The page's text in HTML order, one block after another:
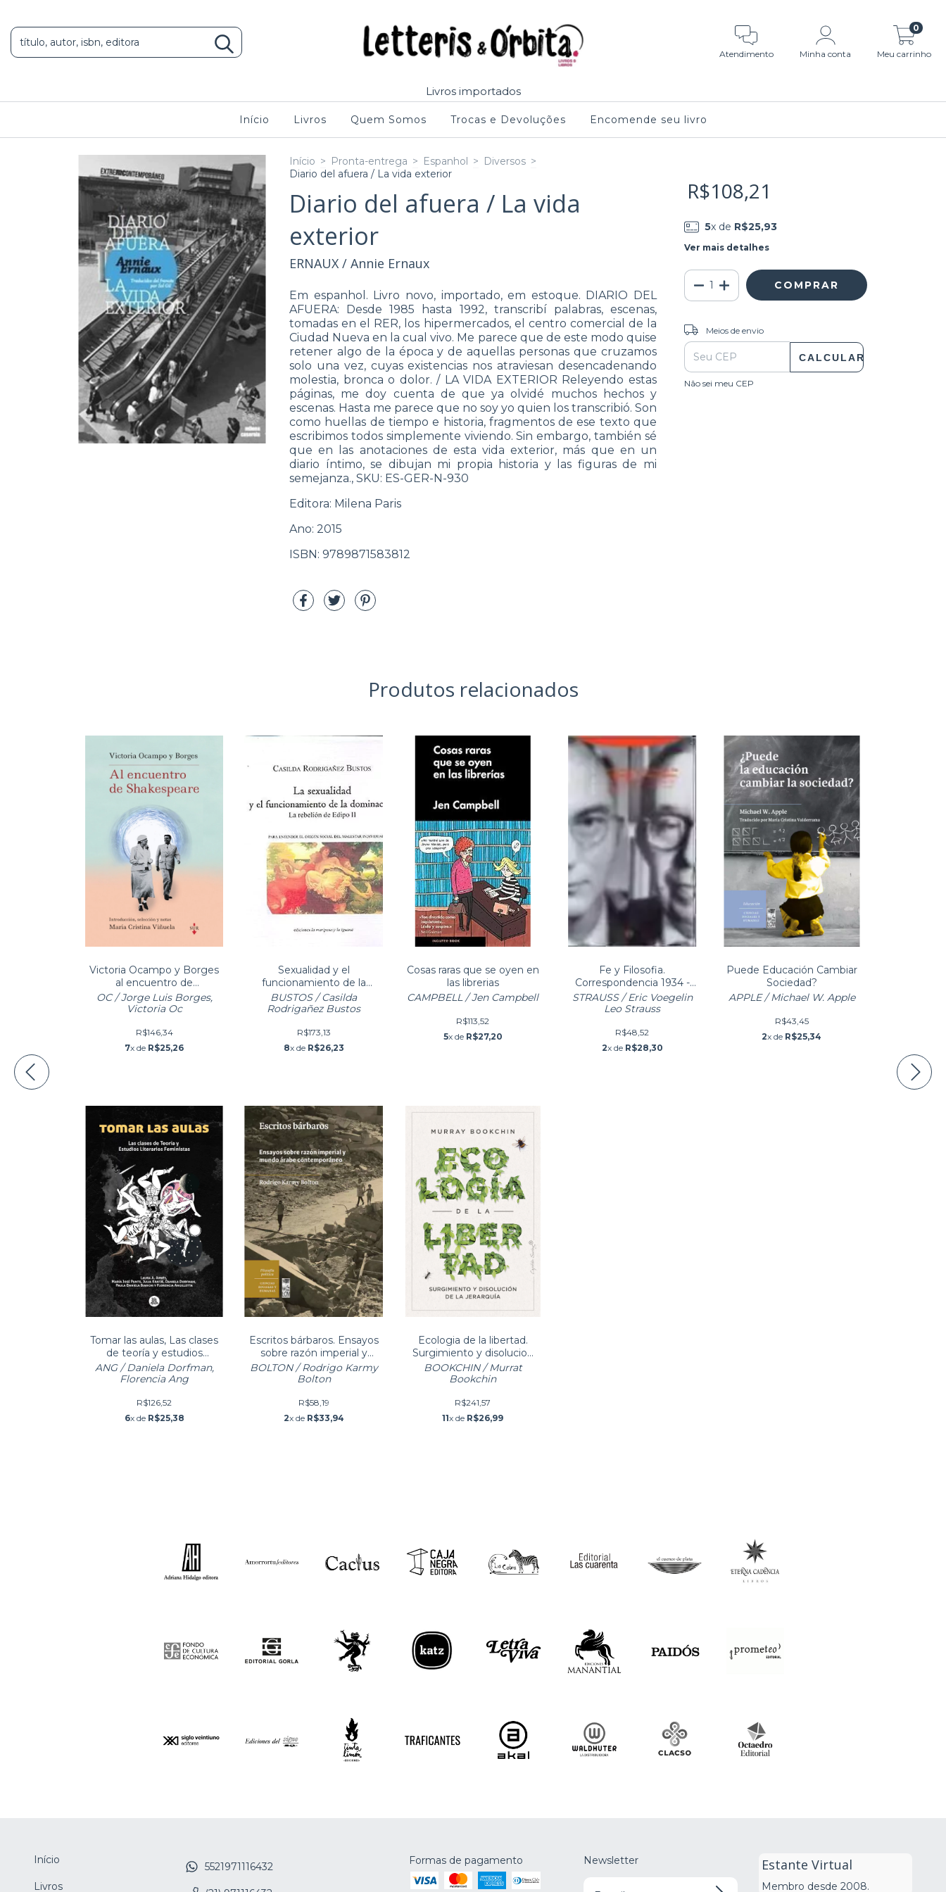
Atendimento Minha conta Meu carrinho
0
Livros importados
Início Livros Quem Somos Trocas e Devoluções Encomende seu livro
Início > Pronta-entrega > Espanhol > Diversos >
Diario del afuera / La vida exterior
Diario del afuera / La vida
exterior
ERNAUX / Annie Ernaux
Em espanhol. Livro novo, importado, em estoque. DIARIO DEL
AFUERA: Desde 1985 hasta 1992, transcribí palabras, escenas,
tomadas en el RER, los hipermercados, el centro comercial de la
Ciudad Nueva en la cual vivo. Me parece que de este modo quise
retener algo de la época y de aquellas personas que cruzamos
solo una vez, cuyas existencias nos atraviesan desencadenando
molestia, bronca o dolor. / LA VIDA EXTERIOR Releyendo estas
páginas, me doy cuenta de que ya olvidé muchos hechos y
escenas. Hasta me parece que no soy yo quien los transcribió. Son
como huellas de tiempo e historia, fragmentos de ese texto que
escribimos todos simplemente viviendo. Sin embargo, también sé
que en las anotaciones de esta vida exterior, más que en un
diario íntimo, se dibujan mi propia historia y las figuras de mi
semejanza., SKU: ES-GER-N-930
Editora: Milena Paris
Ano: 2015
ISBN: 9789871583812
R$108,21
5x de R$25,93
Ver mais detalhes
Entregas para o CEP:
Meios de envio
CALCULAR
Não sei meu CEP
Produtos relacionados
Victoria Ocampo y Borges
al encuentro de
Shakespeare
OC / Jorge Luis Borges,
Victoria Oc
R$146,34
7x de R$25,26
Sexualidad y el
funcionamiento de la
dominacion, La. La
rebelion de Edipo I
BUSTOS / Casilda
Rodrigañez Bustos
R$173,13
8x de R$26,23
Cosas raras que se oyen en
las librerias
CAMPBELL / Jen Campbell
R$113,52
5x de R$27,20
Fe y Filosofia.
Correspondencia 1934 -
1964
STRAUSS / Eric Voegelin
Leo Strauss
R$48,52
2x de R$28,30
Puede Educación Cambiar
Sociedad?
APPLE / Michael W. Apple
R$43,45
2x de R$25,34
Tomar las aulas, Las clases
de teoría y estudios
literarios feministas
ANG / Daniela Dorfman,
Florencia Ang
R$126,52
6x de R$25,38
Escritos bárbaros. Ensayos
sobre razón imperial y
mundo árabe
contemporáneo
BOLTON / Rodrigo Karmy
Bolton
R$58,19
2x de R$33,94
Ecologia de la libertad.
Surgimiento y disolucion
de la jerarquia
BOOKCHIN / Murrat
Bookchin
R$241,57
11x de R$26,99
Início
Livros
5521971116432 Formas de pagamento Newsletter Estante Virtual
Membro desde 2008.